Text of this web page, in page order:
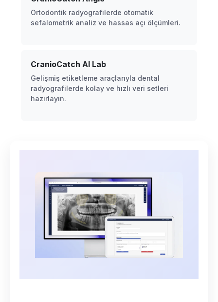
Ortodontik radyografilerde otomatik
sefalometrik analiz ve hassas açı ölçümleri.
CranioCatch AI Lab
Gelişmiş etiketleme araçlarıyla dental
radyografilerde kolay ve hızlı veri setleri
hazırlayın.